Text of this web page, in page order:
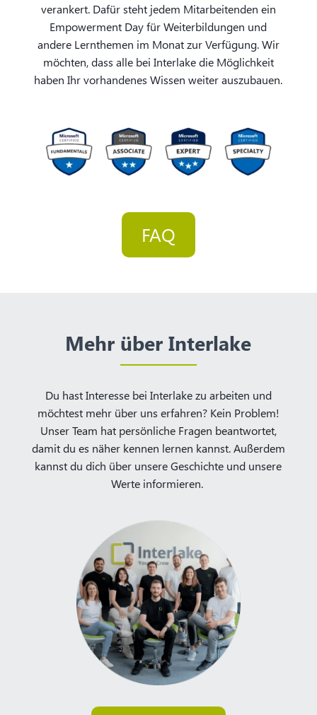
verankert. Dafür steht jedem Mitarbeitenden ein
Empowerment Day für Weiterbildungen und
andere Lernthemen im Monat zur Verfügung. Wir
möchten, dass alle bei Interlake die Möglichkeit
haben Ihr vorhandenes Wissen weiter auszubauen.
FAQ
Mehr über Interlake
Du hast Interesse bei Interlake zu arbeiten und
möchtest mehr über uns erfahren? Kein Problem!
Unser Team hat persönliche Fragen beantwortet,
damit du es näher kennen lernen kannst. Außerdem
kannst du dich über unsere Geschichte und unsere
Werte informieren.